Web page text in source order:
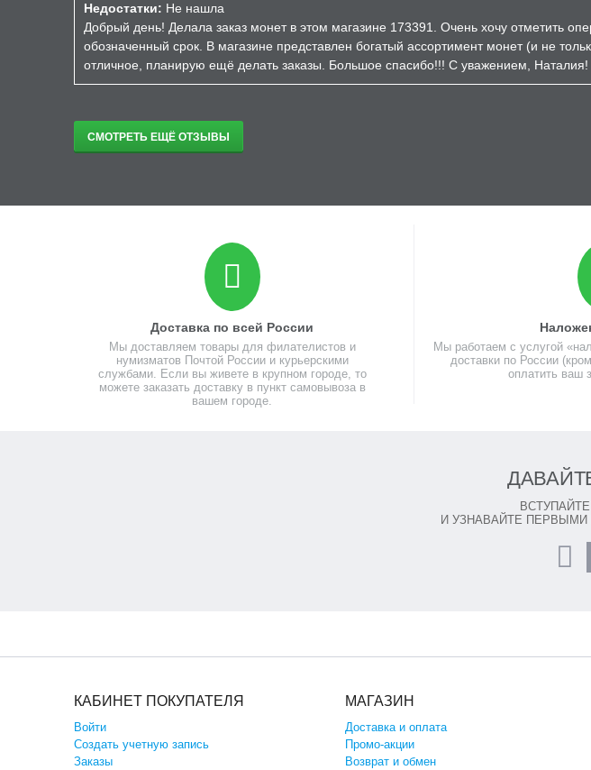
Недостатки: Не нашла
Добрый день! Делала заказ монет в этом магазине 173391. Очень хочу отметить
обозначенный срок. В магазине представлен богатый ассортимент монет (и не
отличное, планирую ещё делать заказы. Большое спасибо!!! С уважением, Наталия!
СМОТРЕТЬ ЕЩЁ ОТЗЫВЫ
Доставка по всей России
Мы доставляем товары для филателистов и
нумизматов Почтой России и курьерскими
службами. Если вы живете в крупном городе, то
можете заказать доставку в пункт самовывоза в
вашем городе.
Мы работаем с услугой
доставки по России
оплатить ваш
И УЗНАВАЙТЕ
КАБИНЕТ ПОКУПАТЕЛЯ
Войти
Создать учетную запись
Заказы
МАГАЗИН
Доставка и оплата
Промо-акции
Возврат и обмен